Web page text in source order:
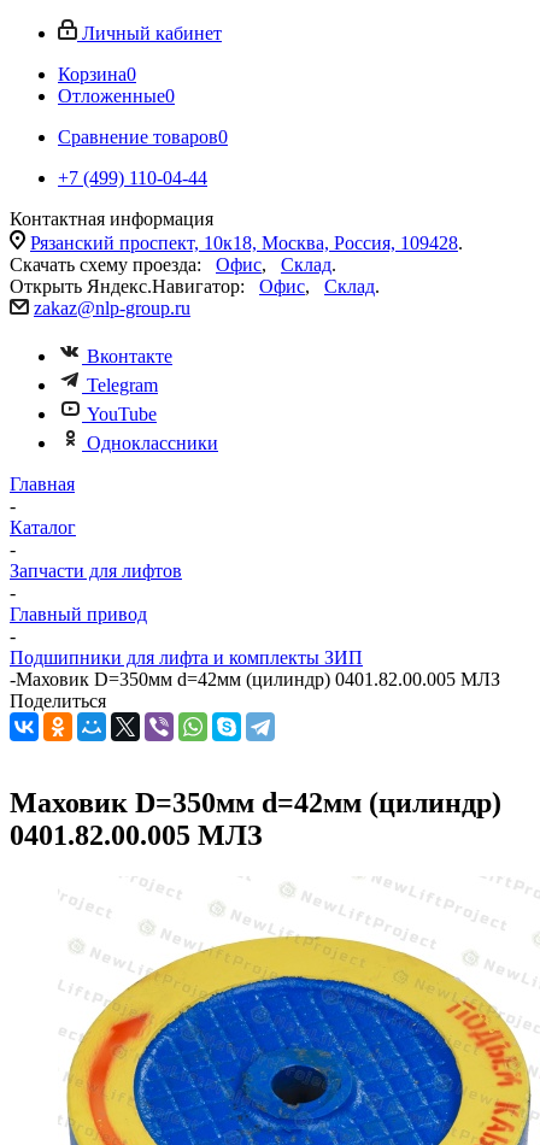
Личный кабинет
Корзина0
Отложенные0
Сравнение товаров0
+7 (499) 110-04-44
Контактная информация
Рязанский проспект, 10к18, Москва, Россия, 109428.
Скачать схему проезда: Офис, Склад.
Открыть Яндекс.Навигатор: Офис, Склад.
zakaz@nlp-group.ru
Вконтакте
Telegram
YouTube
Одноклассники
Главная
-
Каталог
-
Запчасти для лифтов
-
Главный привод
-
Подшипники для лифта и комплекты ЗИП
-Маховик D=350мм d=42мм (цилиндр) 0401.82.00.005 МЛЗ
Поделиться
Маховик D=350мм d=42мм (цилиндр)
0401.82.00.005 МЛЗ